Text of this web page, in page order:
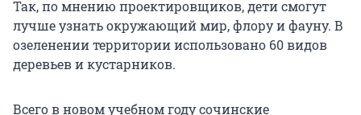
Так, по мнению проектировщиков, дети смогут
лучше узнать окружающий мир, флору и фауну. В
озеленении территории использовано 60 видов
деревьев и кустарников.
Всего в новом учебном году сочинские